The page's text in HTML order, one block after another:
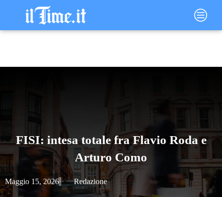
contenuto
Main
Menu
FISI: intesa totale fra Flavio Roda e
Arturo Como
Maggio 15, 2026 Redazione